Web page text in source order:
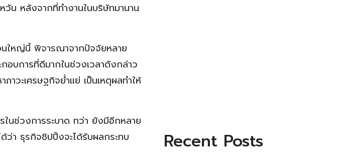
น หลังจากที่ทำงานในบริษัทมานาน
นใหญ่นี้ พิจารณาจากปัจจัยหลาย
อบการที่ดีมากในช่วงเวลาดังกล่าว
วะเศรษฐกิจย่ำแย่ เป็นเหตุผลทำให้
นช่วงการระบาด ทว่า ยังมีอีกหลาย
ว่า ธุรกิจชิปปิ้งจะได้รับผลกระทบ
Recent Posts